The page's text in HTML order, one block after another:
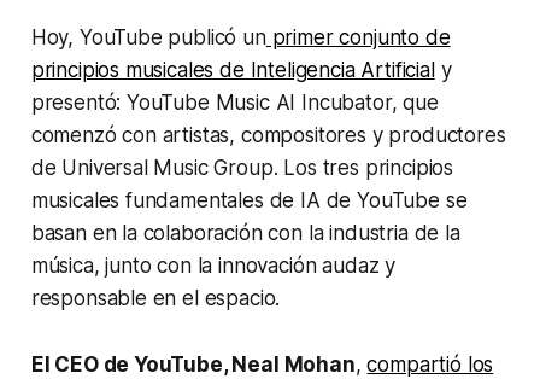
Hoy, YouTube publicó unprimer conjunto de
principios musicales de Inteligencia Artificial y
presentó: YouTube Music AI Incubator, que
comenzó con artistas, compositores y productores
de Universal Music Group. Los tres principios
musicales fundamentales de IA de YouTube se
basan en la colaboración con la industria de la
música, junto con la innovación audaz y
responsable en el espacio.
El CEO de YouTube, Neal Mohan,compartió los